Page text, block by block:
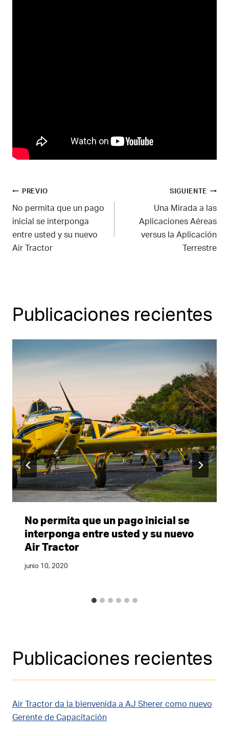
Navegación
de
entradas
PREVIO
No permita que un pago
inicial se interponga
entre usted y su nuevo
Air Tractor
SIGUIENTE
Una Mirada a las
Aplicaciones Aéreas
versus la Aplicación
Terrestre
Publicaciones recientes
No permita que un pago inicial se
interponga entre usted y su nuevo
Air Tractor
junio 10, 2020
Publicaciones recientes
Air Tractor da la bienvenida a AJ Sherer como nuevo
Gerente de Capacitación